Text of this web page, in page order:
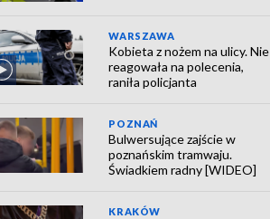
WARSZAWA
Kobieta z nożem na ulicy. Nie
reagowała na polecenia,
raniła policjanta
POZNAŃ
Bulwersujące zajście w
poznańskim tramwaju.
Świadkiem radny [WIDEO]
KRAKÓW